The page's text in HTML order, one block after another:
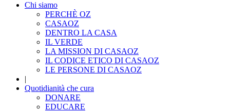
Chi siamo
PERCHÈ OZ
CASAOZ
DENTRO LA CASA
IL VERDE
LA MISSION DI CASAOZ
IL CODICE ETICO DI CASAOZ
LE PERSONE DI CASAOZ
|
Quotidianità che cura
DONARE
EDUCARE